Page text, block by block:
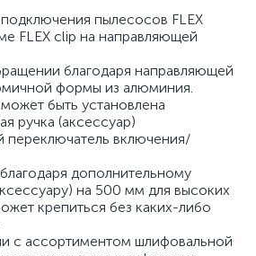
пылесосов FLEX
FLEX clip на направляющей
благодаря направляющей
формы из алюминия.
быть установлена
ручка (аксессуар)
переключатель включения/
дополнительному
на 500 мм для высоких
крепиться без каких-либо
с ассортиментом шлифовальной